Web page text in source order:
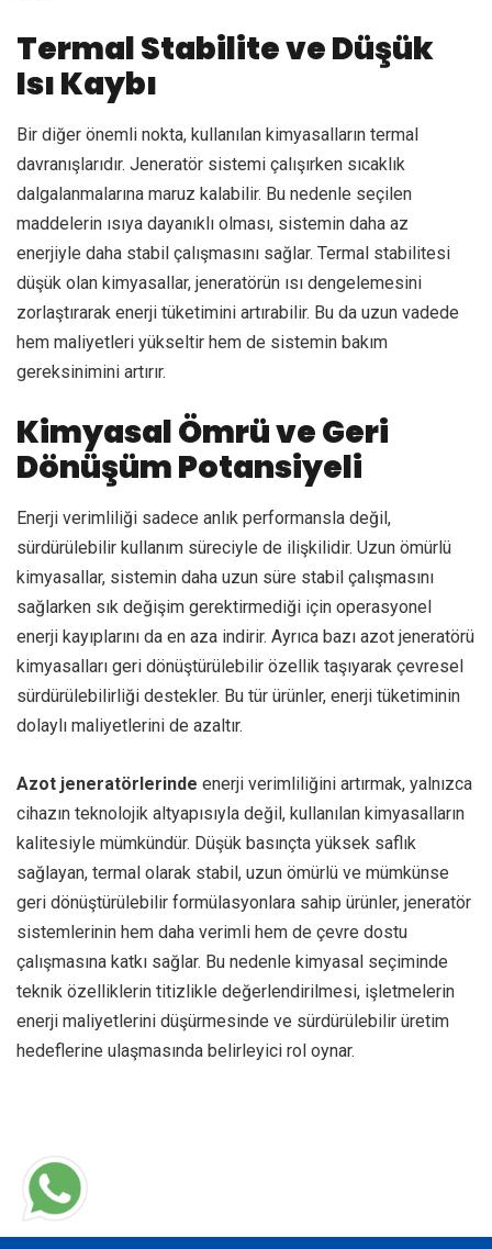
Termal Stabilite ve Düşük
Isı Kaybı
Bir diğer önemli nokta, kullanılan kimyasalların termal
davranışlarıdır. Jeneratör sistemi çalışırken sıcaklık
dalgalanmalarına maruz kalabilir. Bu nedenle seçilen
maddelerin ısıya dayanıklı olması, sistemin daha az
enerjiyle daha stabil çalışmasını sağlar. Termal stabilitesi
düşük olan kimyasallar, jeneratörün ısı dengelemesini
zorlaştırarak enerji tüketimini artırabilir. Bu da uzun vadede
hem maliyetleri yükseltir hem de sistemin bakım
gereksinimini artırır.
Kimyasal Ömrü ve Geri
Dönüşüm Potansiyeli
Enerji verimliliği sadece anlık performansla değil,
sürdürülebilir kullanım süreciyle de ilişkilidir. Uzun ömürlü
kimyasallar, sistemin daha uzun süre stabil çalışmasını
sağlarken sık değişim gerektirmediği için operasyonel
enerji kayıplarını da en aza indirir. Ayrıca bazı azot jeneratörü
kimyasalları geri dönüştürülebilir özellik taşıyarak çevresel
sürdürülebilirliği destekler. Bu tür ürünler, enerji tüketiminin
dolaylı maliyetlerini de azaltır.
Azot jeneratörlerinde enerji verimliliğini artırmak, yalnızca
cihazın teknolojik altyapısıyla değil, kullanılan kimyasalların
kalitesiyle mümkündür. Düşük basınçta yüksek saflık
sağlayan, termal olarak stabil, uzun ömürlü ve mümkünse
geri dönüştürülebilir formülasyonlara sahip ürünler, jeneratör
sistemlerinin hem daha verimli hem de çevre dostu
çalışmasına katkı sağlar. Bu nedenle kimyasal seçiminde
teknik özelliklerin titizlikle değerlendirilmesi, işletmelerin
enerji maliyetlerini düşürmesinde ve sürdürülebilir üretim
hedeflerine ulaşmasında belirleyici rol oynar.